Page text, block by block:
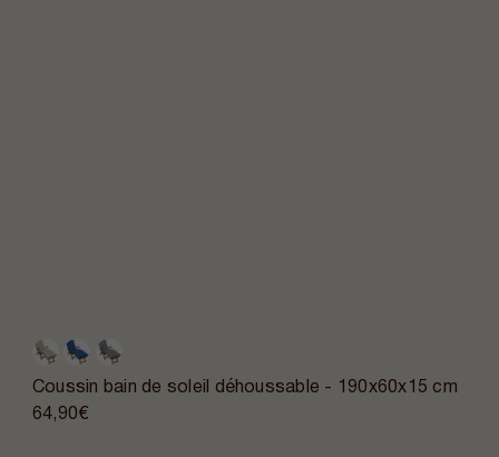
Coussin bain de soleil déhoussable - 190x60x15 cm
64,90€